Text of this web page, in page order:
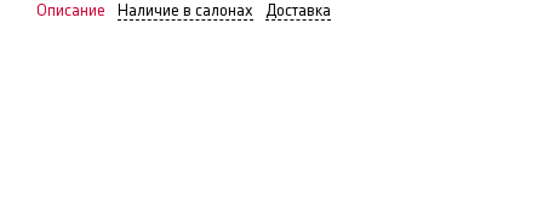
Описание Наличие в салонах Доставка